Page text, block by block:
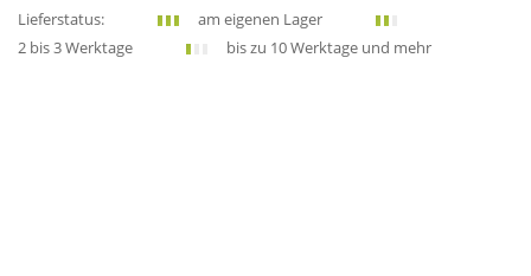
Lieferstatus:
am eigenen Lager
2 bis 3 Werktage
bis zu 10 Werktage und mehr